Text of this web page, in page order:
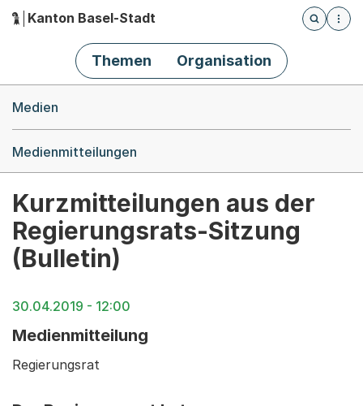
Hauptnavigation
Kanton Basel-Stadt
Öffnet
Themen Organisation
Medien
Medienmitteilungen
Kurzmitteilungen aus der
Regierungsrats-Sitzung
(Bulletin)
30.04.2019 - 12:00
Medienmitteilung
Regierungsrat